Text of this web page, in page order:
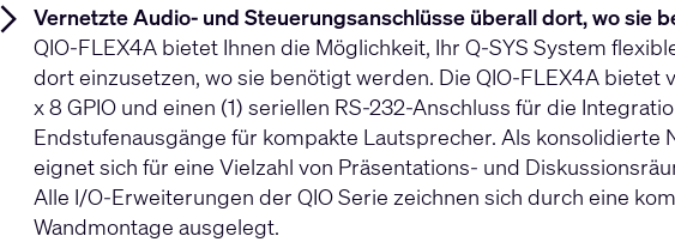
Vernetzte Audio- und Steuerungsanschlüsse überall dort, wo sie
QIO-FLEX4A bietet Ihnen die Möglichkeit, Ihr Q-SYS System
dort einzusetzen, wo sie benötigt werden. Die QIO-FLEX4A
x 8 GPIO und einen (1) seriellen RS-232-Anschluss für die
Endstufenausgänge für kompakte Lautsprecher. Als
eignet sich für eine Vielzahl von Präsentations- und
Alle I/O-Erweiterungen der QIO Serie zeichnen sich durch eine
Wandmontage ausgelegt.